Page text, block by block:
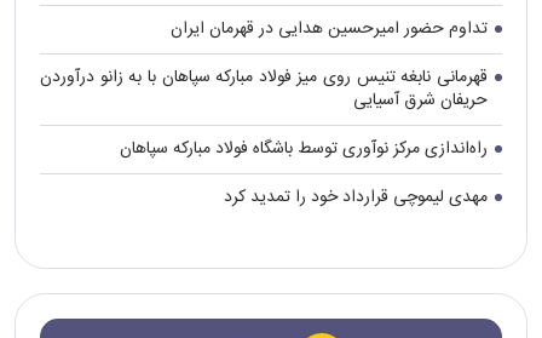
تداوم حضور امیرحسین هدایی در قهرمان ایران
قهرمانی نابغه تنیس روی میز فولاد مبارکه سپاهان با به زانو درآوردن
حریفان شرق آسیایی
راه‌اندازی مرکز نوآوری توسط باشگاه فولاد مبارکه سپاهان
مهدی لیموچی قرارداد خود را تمدید کرد